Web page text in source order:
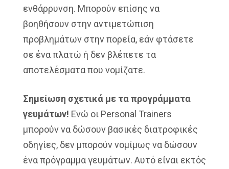
ενθάρρυνση. Μπορούν επίσης να
βοηθήσουν στην αντιμετώπιση
προβλημάτων στην πορεία, εάν φτάσετε
σε ένα πλατώ ή δεν βλέπετε τα
αποτελέσματα που νομίζατε.
Σημείωση σχετικά με τα προγράμματα
γευμάτων! Ενώ οι Personal Trainers
μπορούν να δώσουν βασικές διατροφικές
οδηγίες, δεν μπορούν νομίμως να δώσουν
ένα πρόγραμμα γευμάτων. Αυτό είναι εκτός